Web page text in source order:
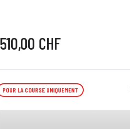
510,00 CHF
POUR LA COURSE UNIQUEMENT